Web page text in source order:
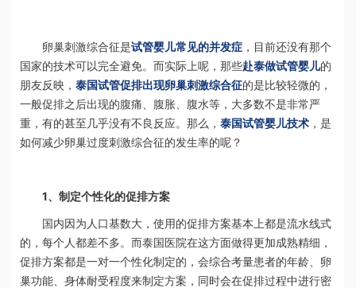
卵巢刺激综合征是试管婴儿常见的并发症 ，目前还没有那个
国家的技术可以完全避免。而实际上呢，那些赴泰做试管婴儿的
朋友反映， 泰国试管促排出现卵巢刺激综合征的是比较轻微的，
一般促排之后出现的腹痛、腹胀、腹水等，大多数不是非常严
重，有的甚至几乎没有不良反应。那么， 泰国试管婴儿技术 ，是
如何减少卵巢过度刺激综合征的发生率的呢？
1、制定个性化的促排方案
国内因为人口基数大，使用的促排方案基本上都是流水线式
的，每个人都差不多。而泰国医院在这方面做得更加成熟精细，
促排方案都是一对一个性化制定的，会综合考量患者的年龄、卵
巢功能、身体耐受程度来制定方案，同时会在促排过程中进行密